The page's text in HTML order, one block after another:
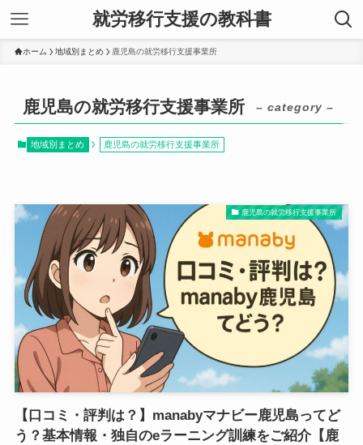
就労移行支援の教科書
ホーム 地域別まとめ 鹿児島の就労移行支援事業所
鹿児島の就労移行支援事業所 – category –
地域別まとめ 鹿児島の就労移行支援事業所
鹿児島の就労移行支援事業所
【口コミ・評判は？】manabyマナビー鹿児島ってど
う？基本情報・独自のeラーニング訓練をご紹介【鹿